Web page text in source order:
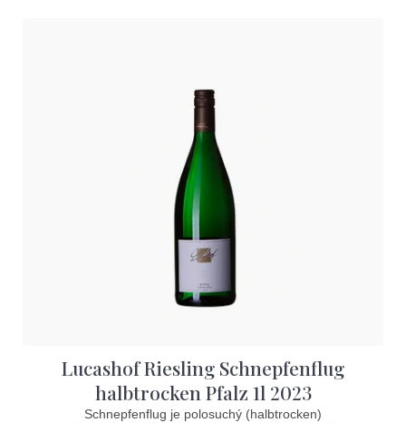
Lucashof Riesling Schnepfenflug
halbtrocken Pfalz 1l 2023
Schnepfenflug je polosuchý (halbtrocken)